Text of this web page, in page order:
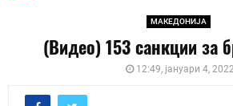
МАКЕДОНИЈА
(Видео) 153 санкции за
12:49, јануари 4,